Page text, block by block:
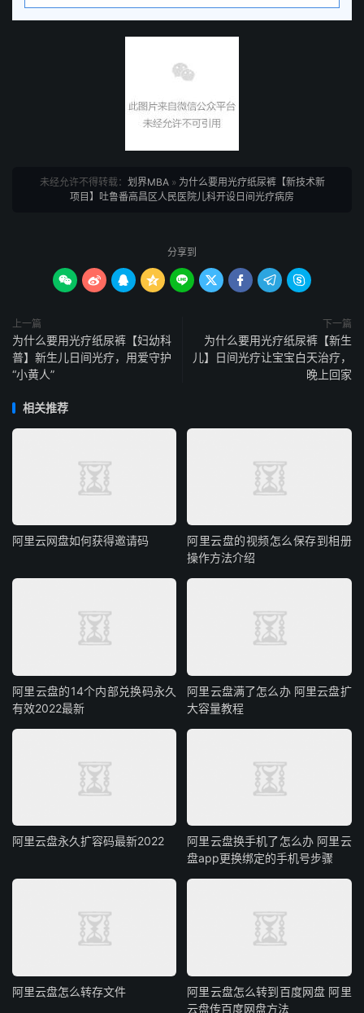
未经允许不得转载： 划界MBA» 为什么要用光疗纸尿裤【新技术新
项目】吐鲁番高昌区人民医院儿科开设日间光疗病房
分享到
        
上一篇
为什么要用光疗纸尿裤【妇幼科
普】新生儿日间光疗，用爱守护
“小黄人”
下一篇
为什么要用光疗纸尿裤【新生
儿】日间光疗让宝宝白天治疗，
晚上回家
相关推荐
阿里云网盘如何获得邀请码
阿里云盘的视频怎么保存到相册
操作方法介绍
阿里云盘的14个内部兑换码永久
有效2022最新
阿里云盘满了怎么办 阿里云盘扩
大容量教程
阿里云盘永久扩容码最新2022
阿里云盘换手机了怎么办 阿里云
盘app更换绑定的手机号步骤
阿里云盘怎么转存文件
阿里云盘怎么转到百度网盘 阿里
云盘传百度网盘方法